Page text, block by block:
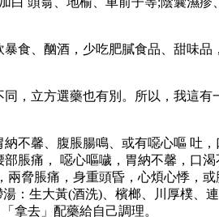
、酗酒，少吃肥膩食品、甜味品
立方選藥也有別。所以，我這有
馨、腹脹腸鳴、或有噁心嘔 吐
脹痛， 噁心嘔噦，胃納不馨，口
脅脹痛，身重頭昏，心煩心悸，
：生大黃(酒洗)、檳榔、川厚樸、
拿去」配藥給自己調理。